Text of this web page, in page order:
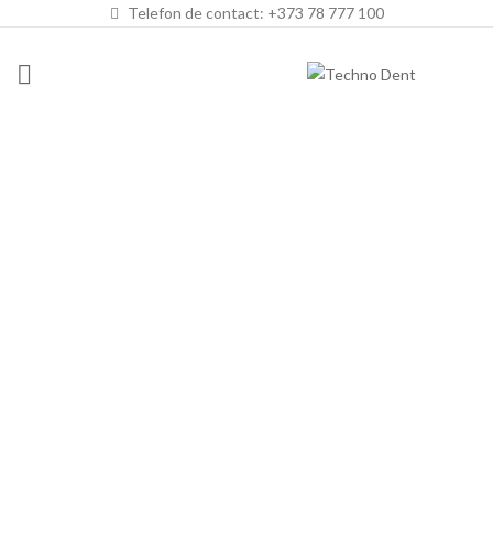
Telefon de contact: +373 78 777 100